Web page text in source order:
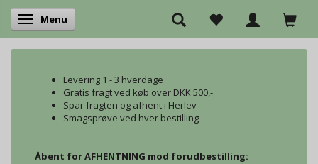
Skifte navigation
Menu
Levering 1 - 3 hverdage
Gratis fragt ved køb over DKK 500,-
Spar fragten og afhent i Herlev
Smagsprøve ved hver bestilling
Åbent for AFHENTNING mod forudbestilling: